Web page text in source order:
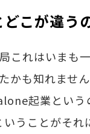
こが違う
これはいまも
かも知れませ
起業という
うことがそれ